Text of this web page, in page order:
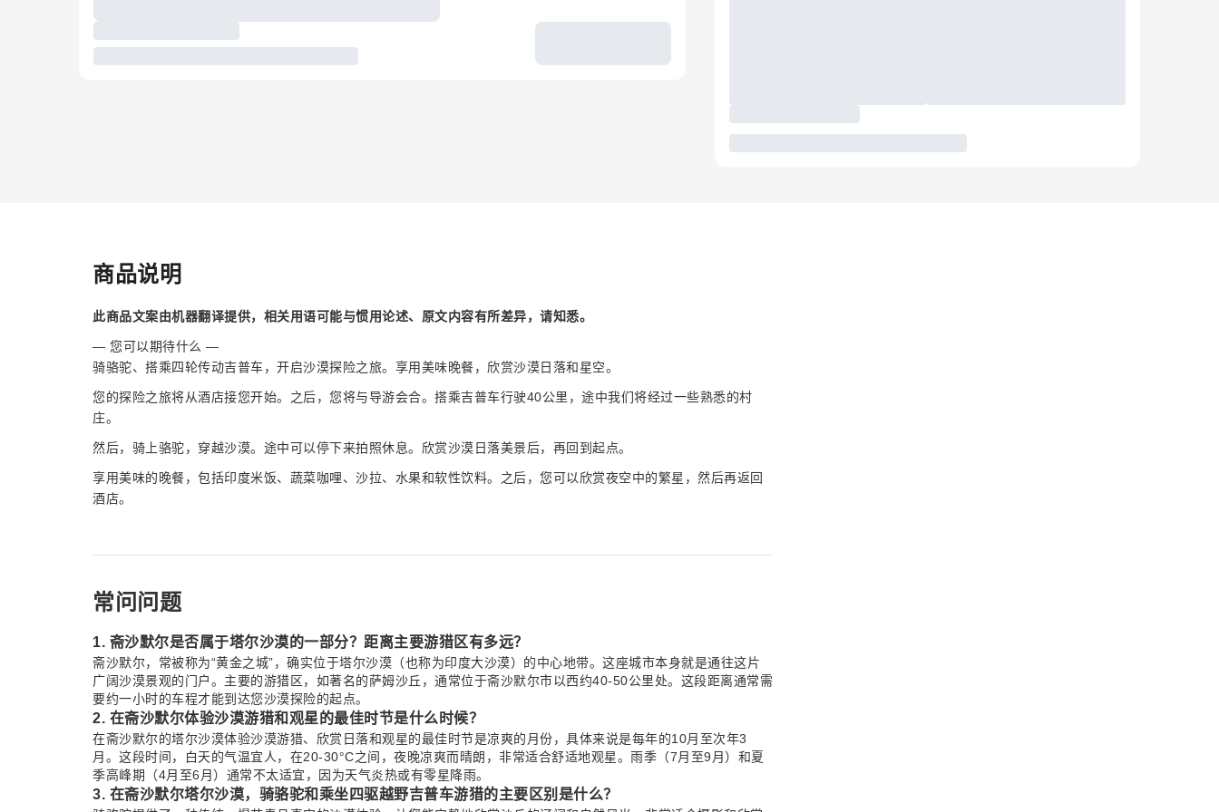
商品说明
此商品文案由机器翻译提供，相关用语可能与惯用论述、原文内容有所差异，请知悉。
— 您可以期待什么 —
骑骆驼、搭乘四轮传动吉普车，开启沙漠探险之旅。享用美味晚餐，欣赏沙漠日落和星空。
您的探险之旅将从酒店接您开始。之后，您将与导游会合。搭乘吉普车行驶40公里，途中我们将经过一些熟悉的村
庄。
然后，骑上骆驼，穿越沙漠。途中可以停下来拍照休息。欣赏沙漠日落美景后，再回到起点。
享用美味的晚餐，包括印度米饭、蔬菜咖哩、沙拉、水果和软性饮料。之后，您可以欣赏夜空中的繁星，然后再返回
酒店。
常问问题
1. 斋沙默尔是否属于塔尔沙漠的一部分？距离主要游猎区有多远？
斋沙默尔，常被称为“黄金之城”，确实位于塔尔沙漠（也称为印度大沙漠）的中心地带。这座城市本身就是通往这片
广阔沙漠景观的门户。主要的游猎区，如著名的萨姆沙丘，通常位于斋沙默尔市以西约40-50公里处。这段距离通常需
要约一小时的车程才能到达您沙漠探险的起点。
2. 在斋沙默尔体验沙漠游猎和观星的最佳时节是什么时候？
在斋沙默尔的塔尔沙漠体验沙漠游猎、欣赏日落和观星的最佳时节是凉爽的月份，具体来说是每年的10月至次年3
月。这段时间，白天的气温宜人，在20-30°C之间，夜晚凉爽而晴朗，非常适合舒适地观星。雨季（7月至9月）和夏
季高峰期（4月至6月）通常不太适宜，因为天气炎热或有零星降雨。
3. 在斋沙默尔塔尔沙漠，骑骆驼和乘坐四驱越野吉普车游猎的主要区别是什么？